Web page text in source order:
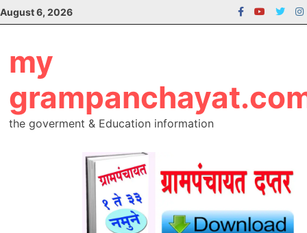
Skip
to
August 6, 2026
my
the goverment & Education information